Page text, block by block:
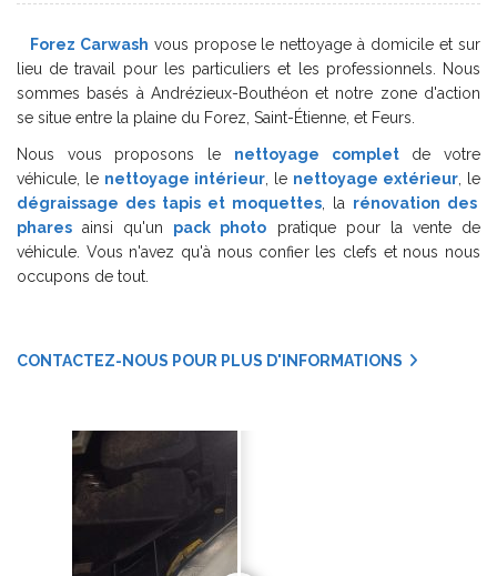
Forez Carwash vous propose le nettoyage à domicile et sur
lieu de travail pour les particuliers et les professionnels. Nous
sommes basés à Andrézieux-Bouthéon et notre zone d'action
se situe entre la plaine du Forez, Saint-Étienne, et Feurs.
Nous vous proposons le nettoyage completde votre
véhicule, le nettoyage intérieur , le nettoyage extérieur , le
dégraissage des tapis et moquettes , la rénovation des
phares ainsi qu'un pack photo pratique pour la vente de
véhicule. Vous n'avez qu'à nous confier les clefs et nous nous
occupons de tout.
CONTACTEZ-NOUS POUR PLUS D'INFORMATIONS